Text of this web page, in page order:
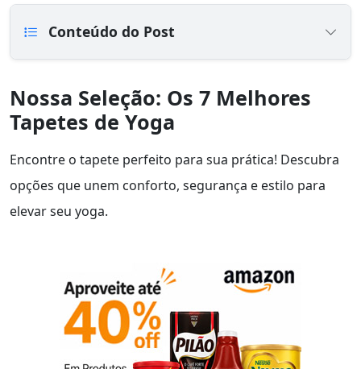
Conteúdo do Post
Nossa Seleção: Os 7 Melhores
Tapetes de Yoga
Encontre o tapete perfeito para sua prática! Descubra
opções que unem conforto, segurança e estilo para
elevar seu yoga.